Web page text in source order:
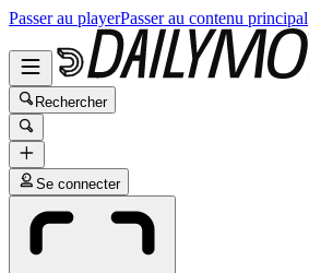
Passer au playerPasser au contenu principal
Rechercher
Se connecter